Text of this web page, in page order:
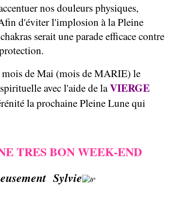
nos douleurs physiques,
d'éviter l'implosion à la Pleine
serait une parade efficace contre
mois de Mai (mois de MARIE) le
avec l'aide de laVIERGE
la prochaine Pleine Lune qui
TRES BON WEEK-END
Sylvie